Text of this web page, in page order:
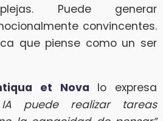
Puede generar
convincentes.
que piense como un ser
et Nova lo expresa
puede realizar tareas